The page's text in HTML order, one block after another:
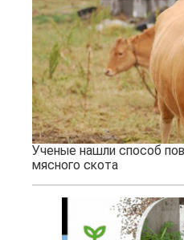
Ученые нашли способ
мясного скота